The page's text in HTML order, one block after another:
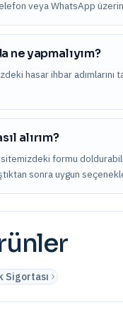
veya WhatsApp
ne yapmalıyım?
hasar ihbar
alırım?
formu
sonra uygun
Sigortası